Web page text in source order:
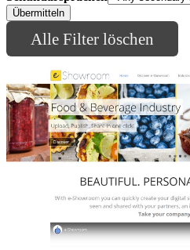
Alle Filter löschen